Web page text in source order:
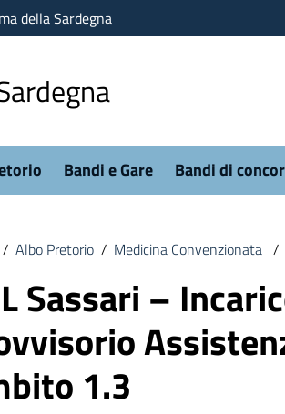
della Sardegna
Bandi e Gare Bandi di
/ Albo Pretorio / Medicina Convenzionata /
Sassari –
1.3